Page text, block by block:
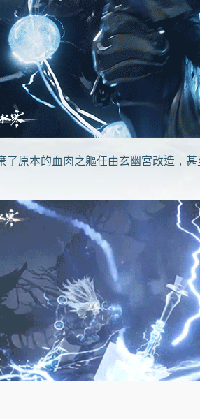
了原本的血肉之軀任由玄幽宮改造，